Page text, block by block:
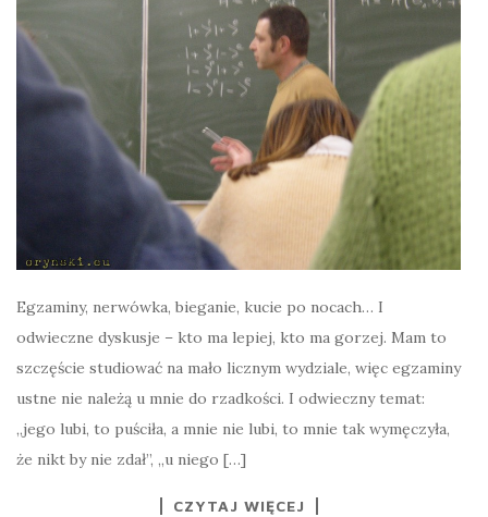
Egzaminy, nerwówka, bieganie, kucie po nocach… I
odwieczne dyskusje – kto ma lepiej, kto ma gorzej. Mam to
szczęście studiować na mało licznym wydziale, więc egzaminy
ustne nie należą u mnie do rzadkości. I odwieczny temat:
„jego lubi, to puściła, a mnie nie lubi, to mnie tak wymęczyła,
że nikt by nie zdał”, „u niego […]
CZYTAJ WIĘCEJ